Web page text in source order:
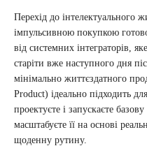
Перехід до інтелектуального
імпульсивною покупкою
від системних інтеграторів,
старіти вже наступного дня
мінімально життєздатного
Product) ідеально підходить
проектуєте і запускаєте
масштабуєте її на основі
щоденну рутину.